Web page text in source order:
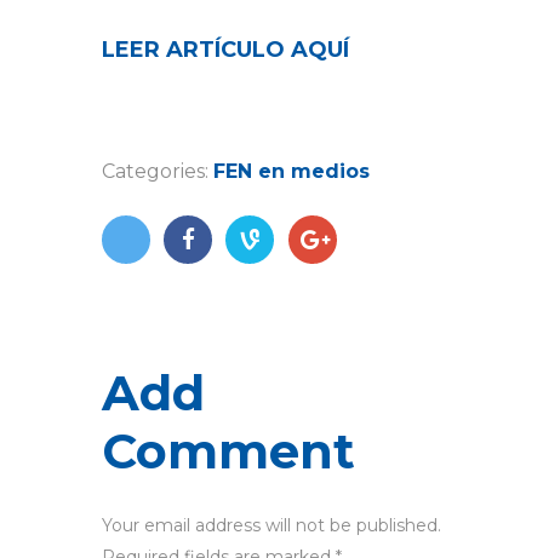
LEER ARTÍCULO AQUÍ
Categories: FEN en medios
Add
Comment
Your email address will not be published.